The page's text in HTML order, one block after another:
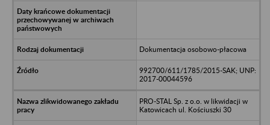
Dokumentacja osobowo-płacowa
992700/611/1785/2015-SAK; UNP:
2017-00044596
PRO-STAL Sp. z o.o. w likwidacji w
Katowicach ul. Kościuszki 30